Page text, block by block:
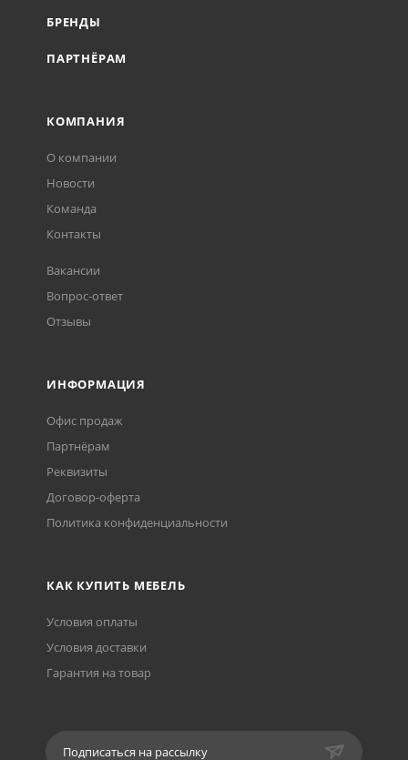
БРЕНДЫ
ПАРТНЁРАМ
КОМПАНИЯ
О компании
Новости
Команда
Контакты
Вакансии
Вопрос-ответ
Отзывы
ИНФОРМАЦИЯ
Офис продаж
Партнёрам
Реквизиты
Договор-оферта
Политика конфиденциальности
КАК КУПИТЬ МЕБЕЛЬ
Условия оплаты
Условия доставки
Гарантия на товар
Подписаться на рассылку